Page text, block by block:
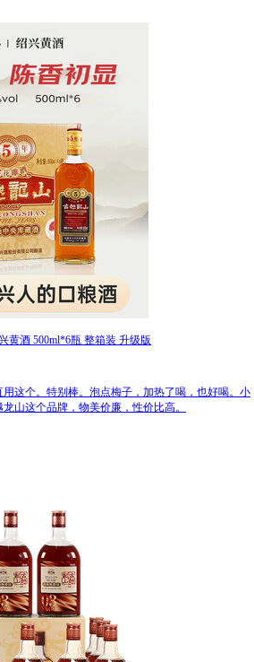
黄酒 500ml*6瓶 整箱装 升级版
这个。特别棒。泡点梅子，加热了喝，也好喝。小
山这个品牌，物美价廉，性价比高。